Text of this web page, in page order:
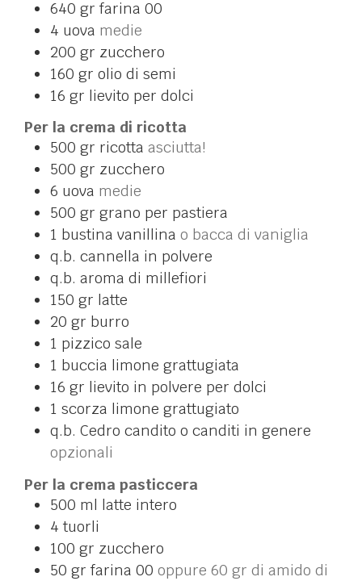
640 gr farina 00
4 uova medie
200 gr zucchero
160 gr olio di semi
16 gr lievito per dolci
Per la crema di ricotta
500 gr ricotta asciutta!
500 gr zucchero
6 uova medie
500 gr grano per pastiera
1 bustina vanillina o bacca di vaniglia
q.b. cannella in polvere
q.b. aroma di millefiori
150 gr latte
20 gr burro
1 pizzico sale
1 buccia limone grattugiata
16 gr lievito in polvere per dolci
1 scorza limone grattugiato
q.b. Cedro candito o canditi in genere
opzionali
Per la crema pasticcera
500 ml latte intero
4 tuorli
100 gr zucchero
50 gr farina 00 oppure 60 gr di amido di